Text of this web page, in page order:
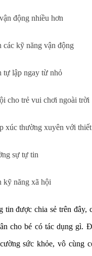
động nhiều hơn
các kỹ năng vận động
tự lập ngay từ nhỏ
cho trẻ vui chơi ngoài trời
xúc thường xuyên với
sự tự tin
kỹ năng xã hội
tin được chia sẻ trên đây,
cho bé có tác dụng gì.
sức khỏe, vô cùng